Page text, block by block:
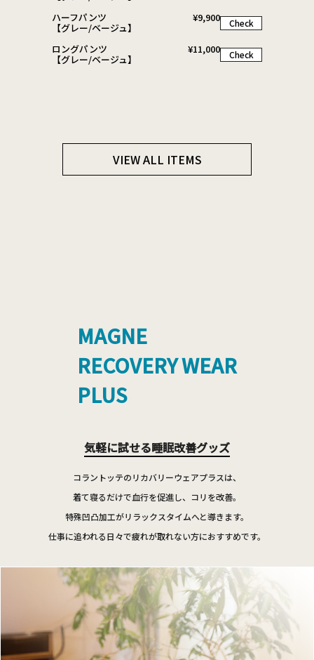
ハーフパンツ
【グレー/ベージュ】
¥9,900 Check
ロングパンツ
【グレー/ベージュ】
¥11,000 Check
VIEW ALL ITEMS
MAGNE
RECOVERY WEAR
PLUS
気軽に試せる睡眠改善グッズ
コラントッテのリカバリーウェアプラスは、
着て寝るだけで血行を促進し、コリを改善。
特殊凹凸加工がリラックスタイムへと導きます。
仕事に追われる日々で疲れが取れない方におすすめです。